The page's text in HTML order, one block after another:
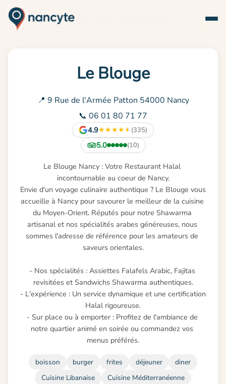
Le Blouge
📍 9 Rue de l'Armée Patton 54000 Nancy
📞 06 01 80 71 77
4.9★★★★★ (335)
5.0 (10)
Le Blouge Nancy : Votre Restaurant Halal
incontournable au coeur de Nancy.
Envie d'un voyage culinaire authentique ? Le Blouge vous
accueille à Nancy pour savourer le meilleur de la cuisine
du Moyen-Orient. Réputés pour notre Shawarma
artisanal et nos spécialités arabes généreuses, nous
sommes l'adresse de référence pour les amateurs de
saveurs orientales.
- Nos spécialités : Assiettes Falafels Arabic, Fajitas
revisitées et Sandwichs Shawarma authentiques.
- L'expérience : Un service dynamique et une certification
Halal rigoureuse.
- Sur place ou à emporter : Profitez de l'ambiance de
notre quartier animé en soirée ou commandez vos
menus préférés.
boisson burger frites déjeuner
diner
Cuisine Libanaise
Cuisine Méditerranéenne